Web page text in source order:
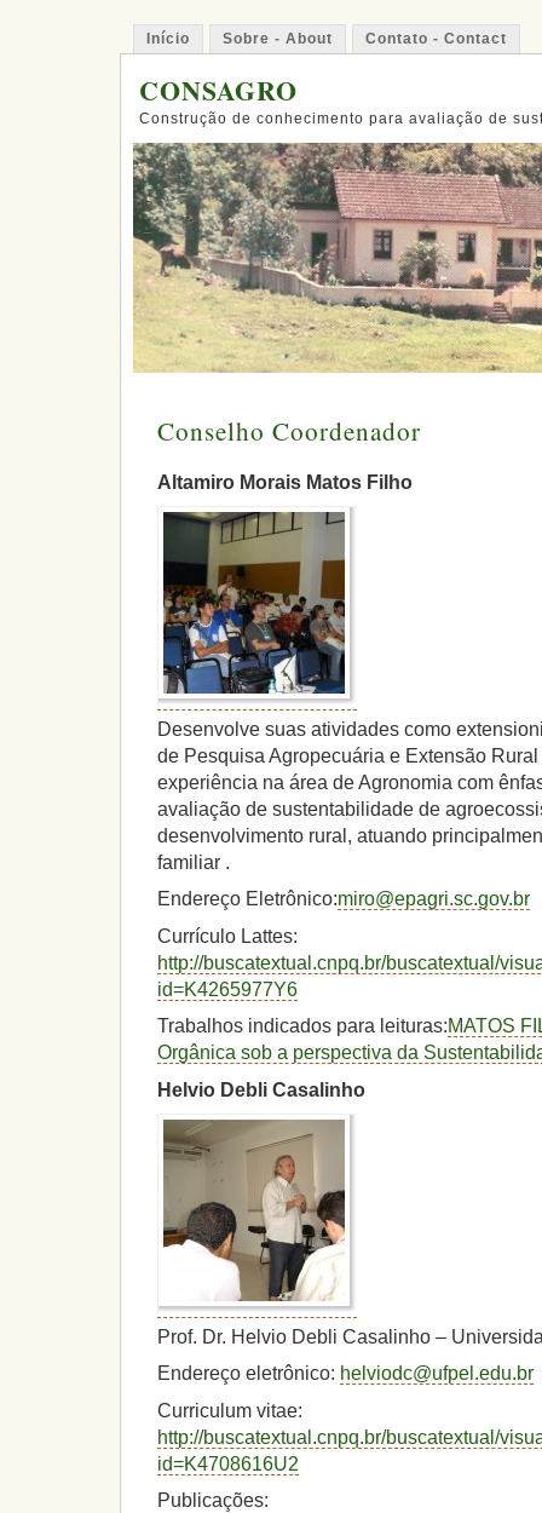
Início Sobre - About Contato - Contact
CONSAGRO
Construção de conhecimento para avaliação de
Conselho Coordenador
Altamiro Morais Matos Filho
Desenvolve suas atividades como
de Pesquisa Agropecuária e Extensão
experiência na área de Agronomia com
avaliação de sustentabilidade de
desenvolvimento rural, atuando
familiar .
Endereço Eletrônico:miro@epagri.sc.gov.br
Currículo Lattes:
http://buscatextual.cnpq.br/buscatextual/
id=K4265977Y6
Trabalhos indicados para leituras:MATOS
Orgânica sob a perspectiva da
Helvio Debli Casalinho
Prof. Dr. Helvio Debli Casalinho –
Endereço eletrônico: helviodc@ufpel.edu.br
Curriculum vitae:
http://buscatextual.cnpq.br/buscatextual/
id=K4708616U2
Publicações: